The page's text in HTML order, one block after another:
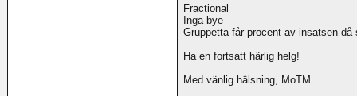
Fractional
Inga bye
Gruppetta får procent av insatsen då
Ha en fortsatt härlig helg!
Med vänlig hälsning, MoTM